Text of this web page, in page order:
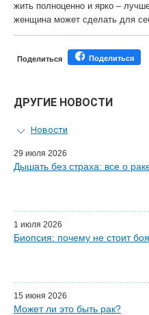
жить полноценно и ярко –
женщина может сделать для
Поделиться Поделиться
ДРУГИЕ НОВОСТИ
Новости
Персональный гид
Мастер-классы для врачей
Наши партнеры
29 июля 2026
Дышать без страха: все о
1 июля 2026
Биопсия: почему не стоит
15 июня 2026
Может ли это быть рак?